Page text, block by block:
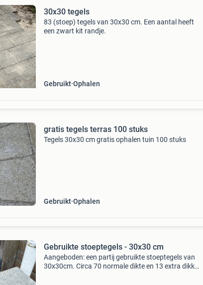
30x30 tegels
83 (stoep) tegels van 30x30 cm. Een aantal heeft
een zwart kit randje.
Gebruikt Ophalen
gratis tegels terras 100 stuks
Tegels 30x30 cm gratis ophalen tuin 100 stuks
Gebruikt Ophalen
Gebruikte stoeptegels - 30x30 cm
Aangeboden: een partij gebruikte stoeptegels van
30x30cm. Circa 70 normale dikte en 13 extra dikke.